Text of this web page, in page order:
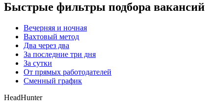
Быстрые фильтры подбора вакансий
Вечерняя и ночная
Вахтовый метод
Два через два
За последние три дня
За сутки
От прямых работодателей
Сменный график
HeadHunter